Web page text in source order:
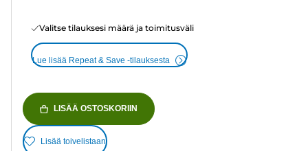
Valitse tilauksesi määrä ja toimitusväli
Lue lisää Repeat & Save -tilauksesta
LISÄÄ OSTOSKORIIN
Lisää toivelistaan